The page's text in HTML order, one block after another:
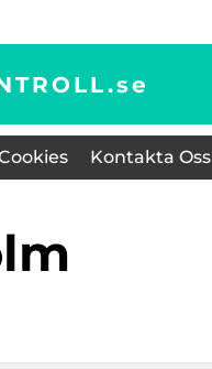
se
Kontakta Oss